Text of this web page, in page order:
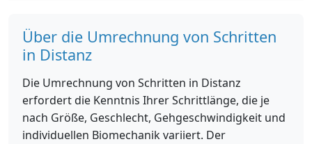
Über die Umrechnung von Schritten
in Distanz
Die Umrechnung von Schritten in Distanz
erfordert die Kenntnis Ihrer Schrittlänge, die je
nach Größe, Geschlecht, Gehgeschwindigkeit und
individuellen Biomechanik variiert. Der